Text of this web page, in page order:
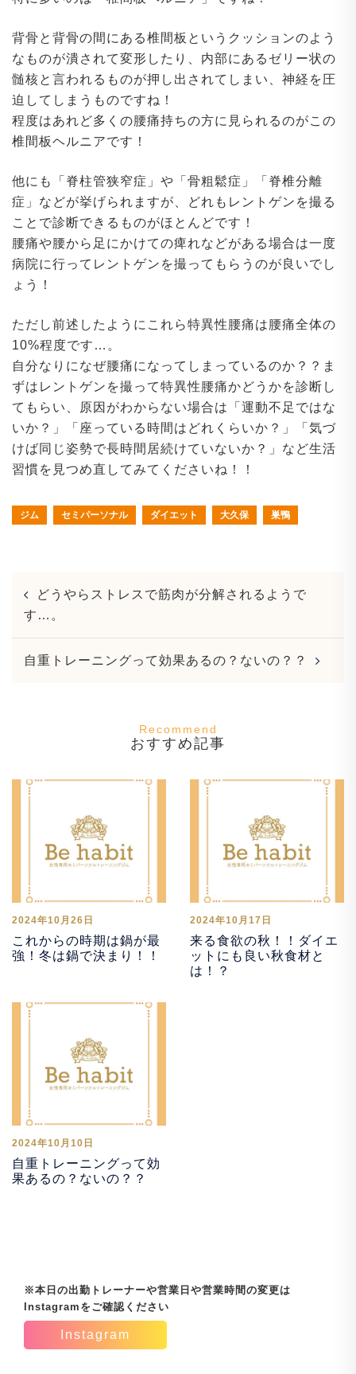
背骨と背骨の間にある椎間板というクッションのよう
なものが潰されて変形したり、内部にあるゼリー状の
髄核と言われるものが押し出されてしまい、神経を圧
迫してしまうものですね！
程度はあれど多くの腰痛持ちの方に見られるのがこの
椎間板ヘルニアです！
他にも「脊柱管狭窄症」や「骨粗鬆症」「脊椎分離
症」などが挙げられますが、どれもレントゲンを撮る
ことで診断できるものがほとんどです！
腰痛や腰から足にかけての痺れなどがある場合は一度
病院に行ってレントゲンを撮ってもらうのが良いでし
ょう！
ただし前述したようにこれら特異性腰痛は腰痛全体の
10%程度です…。
自分なりになぜ腰痛になってしまっているのか？？ま
ずはレントゲンを撮って特異性腰痛かどうかを診断し
てもらい、原因がわからない場合は「運動不足ではな
いか？」「座っている時間はどれくらいか？」「気づ
けば同じ姿勢で長時間居続けていないか？」など生活
習慣を見つめ直してみてくださいね！！
ジム セミパーソナル ダイエット 大久保 巣鴨
navigation
どうやらストレスで筋肉が分解されるようで
す…。
自重トレーニングって効果あるの？ないの？？
おすすめ記事
2024年10月26日
これからの時期は鍋が最
強！冬は鍋で決まり！！
2024年10月17日
来る食欲の秋！！ダイエ
ットにも良い秋食材と
は！？
2024年10月10日
自重トレーニングって効
果あるの？ないの？？
※本日の出勤トレーナーや営業日や営業時間の変更は
Instagramをご確認ください
Instagram